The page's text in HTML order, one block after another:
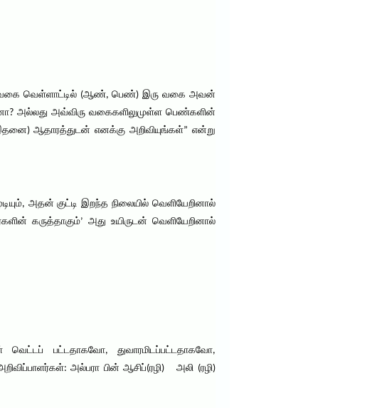
வகை வெள்ளாட்டில் (ஆண், பெண்) இரு வகை அவன்
அல்லது அவ்விரு வகைகளிலுமுள்ள பெண்களின்
ஆதாரத்துடன் எனக்கு அறிவியுங்கள்” என்று
அதன் குட்டி இறந்த நிலையில் வெளியேறினால்
கருத்தாகும்’ அது உயிருடன் வெளியேறினால்
பட்டதாகவோ, துவாரமிடப்பட்டதாகவோ,
அல்பரா பின் ஆசிப்(ரழி) அலி (ரழி)